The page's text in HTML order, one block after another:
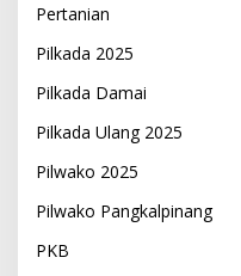
Pertanian
Pilkada 2025
Pilkada Damai
Pilkada Ulang 2025
Pilwako 2025
Pilwako Pangkalpinang
PKB